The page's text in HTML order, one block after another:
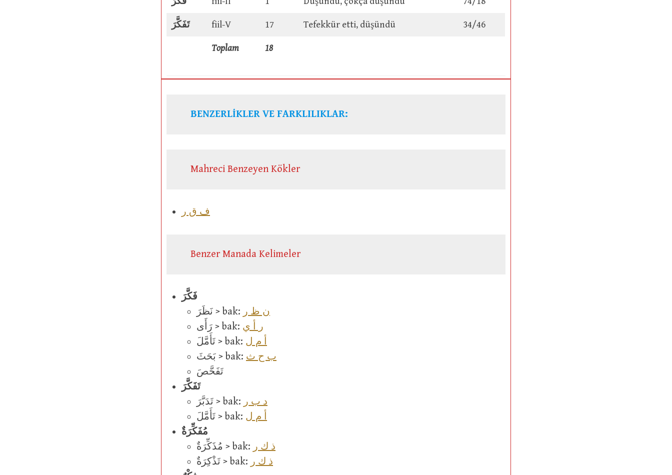
تَفَكَّرَ fiil-V 17 Tefekkür etti, düşündü 34/46
Toplam 18
BENZERLİKLER VE FARKLILIKLAR:
Mahreci Benzeyen Kökler
ف ق ر
Benzer Manada Kelimeler
فَكَّرَ
نَظَرَ > bak: ن ظ ر
رَأَى > bak: ر أ ي
تَأَمَّلَ > bak: أ م ل
بَحَثَ > bak: ب ح ث
تَفَحَّصَ
تَفَكَّرَ
تَدَبَّرَ > bak: د ب ر
تَأَمَّلَ > bak: أ م ل
مُفَكِّرَةٌ
مُذَكِّرَةٌ > bak: ذ ك ر
تَذْكِرَةٌ > bak: ذ ك ر